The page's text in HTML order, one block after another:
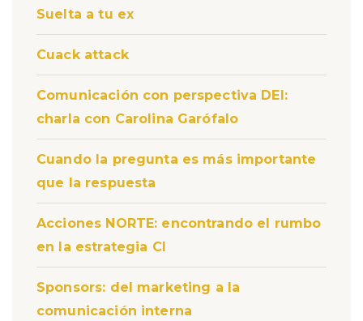
Suelta a tu ex
Cuack attack
Comunicación con perspectiva DEI:
charla con Carolina Garófalo
Cuando la pregunta es más importante
que la respuesta
Acciones NORTE: encontrando el rumbo
en la estrategia CI
Sponsors: del marketing a la
comunicación interna